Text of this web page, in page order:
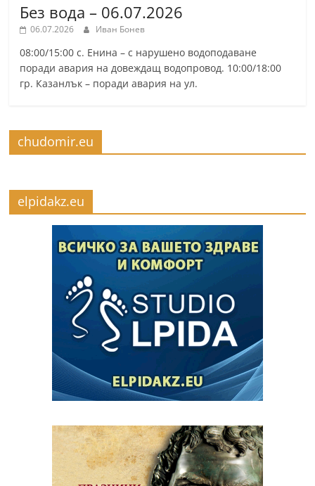
Без вода – 06.07.2026
06.07.2026 Иван Бонев
08:00/15:00 с. Енина – с нарушено водоподаване
поради авария на довеждащ водопровод. 10:00/18:00
гр. Казанлък – поради авария на ул.
chudomir.eu
elpidakz.eu